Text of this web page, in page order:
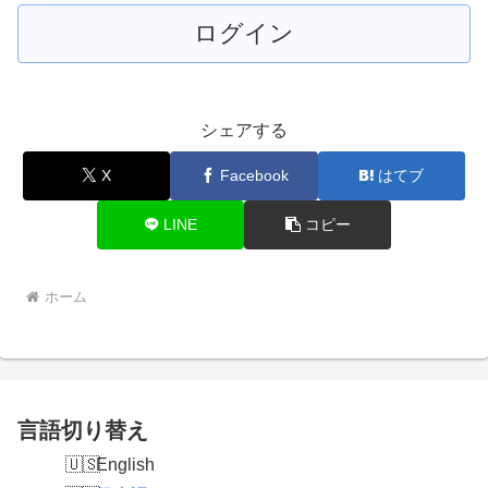
シェアする
X Facebook はてブ
LINE コピー
ホーム
言語切り替え
English